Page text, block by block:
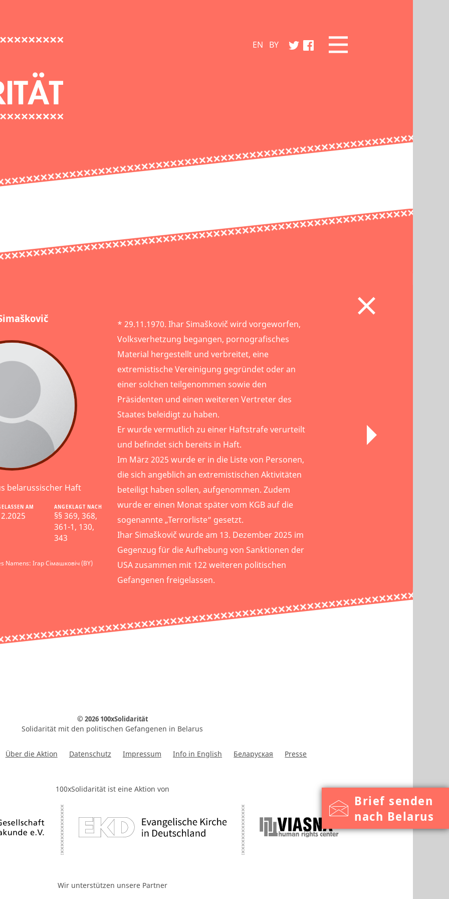
EN BY
Brief senden
nach Belarus
belarussischer Haft
AM ANGEKLAGT NACH
§§ 369, 368,
361-1, 130,
343
Namens: Ігар Сімашковіч (BY)
* 29.11.1970. Ihar Simaškovič wird vorgeworfen,
Volksverhetzung begangen, pornografisches
Material hergestellt und verbreitet, eine
extremistische Vereinigung gegründet oder an
einer solchen teilgenommen sowie den
Präsidenten und einen weiteren Vertreter des
Staates beleidigt zu haben.
Er wurde vermutlich zu einer Haftstrafe verurteilt
und befindet sich bereits in Haft.
Im März 2025 wurde er in die Liste von Personen,
die sich angeblich an extremistischen Aktivitäten
beteiligt haben sollen, aufgenommen. Zudem
wurde er einen Monat später vom KGB auf die
sogenannte „Terrorliste“ gesetzt.
Ihar Simaškovič wurde am 13. Dezember 2025 im
Gegenzug für die Aufhebung von Sanktionen der
USA zusammen mit 122 weiteren politischen
Gefangenen freigelassen.
© 2026 100xSolidarität
Solidarität mit den politischen Gefangenen in Belarus
Über die Aktion Datenschutz Impressum Info in English Беларуская Presse
100xSolidarität ist eine Aktion von
Wir unterstützen unsere Partner